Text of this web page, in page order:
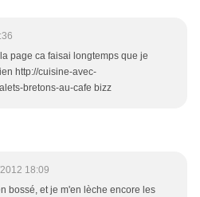
page ca faisai longtemps que je
http://cuisine-avec-
bretons-au-cafe bizz
18:09
bossé, et je m'en lèche encore les